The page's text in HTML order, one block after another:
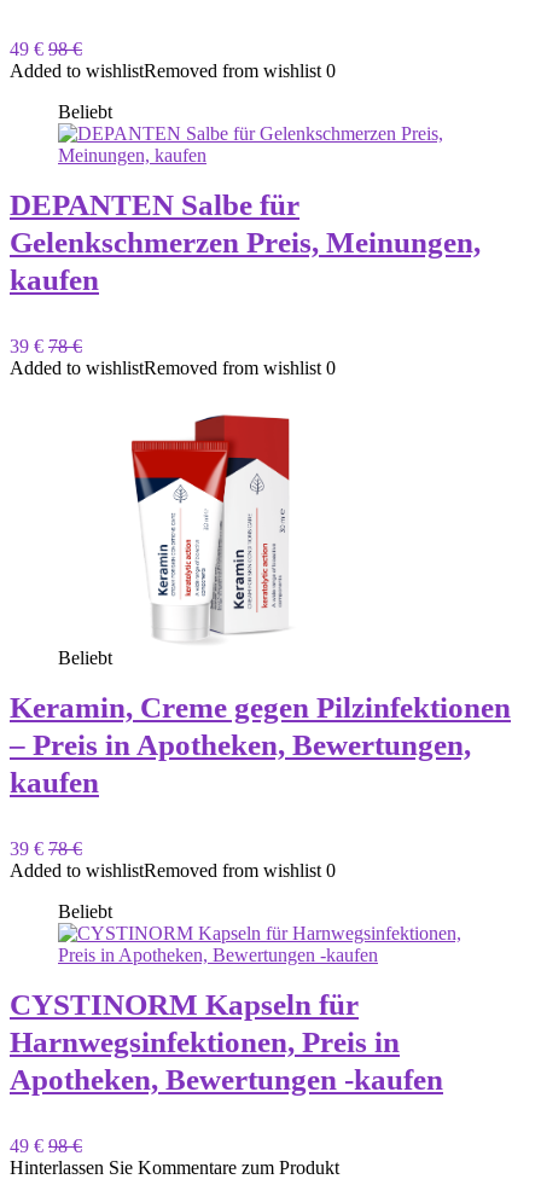
49 € 98 €
Added to wishlistRemoved from wishlist 0
Beliebt
DEPANTEN Salbe für
Gelenkschmerzen Preis, Meinungen,
kaufen
39 € 78 €
Added to wishlistRemoved from wishlist 0
Beliebt
Keramin, Creme gegen Pilzinfektionen
– Preis in Apotheken, Bewertungen,
kaufen
39 € 78 €
Added to wishlistRemoved from wishlist 0
Beliebt
CYSTINORM Kapseln für
Harnwegsinfektionen, Preis in
Apotheken, Bewertungen -kaufen
49 € 98 €
Hinterlassen Sie Kommentare zum Produkt